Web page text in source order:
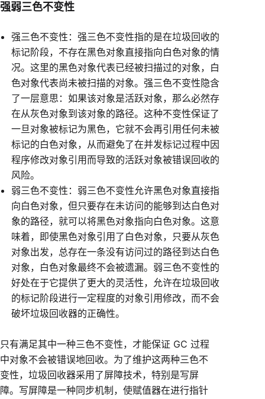
强弱三色不变性
强三色不变性：强三色不变性指的是在垃圾回收的
标记阶段，不存在黑色对象直接指向白色对象的情
况。这里的黑色对象代表已经被扫描过的对象，白
色对象代表尚未被扫描的对象。强三色不变性隐含
了一层意思：如果该对象是活跃对象，那么必然存
在从灰色对象到该对象的路径。这种不变性保证了
一旦对象被标记为黑色，它就不会再引用任何未被
标记的白色对象，从而避免了在并发标记过程中因
程序修改对象引用而导致的活跃对象被错误回收的
风险。
弱三色不变性：弱三色不变性允许黑色对象直接指
向白色对象，但只要存在未访问的能够到达白色对
象的路径，就可以将黑色对象指向白色对象。这意
味着，即使黑色对象引用了白色对象，只要从灰色
对象出发，总存在一条没有访问过的路径到达白色
对象，白色对象最终不会被遗漏。弱三色不变性的
好处在于它提供了更大的灵活性，允许在垃圾回收
的标记阶段进行一定程度的对象引用修改，而不会
破坏垃圾回收器的正确性。
只有满足其中一种三色不变性，才能保证 GC 过程
中对象不会被错误地回收。为了维护这两种三色不
变性，垃圾回收器采用了屏障技术，特别是写屏
障。写屏障是一种同步机制，使赋值器在进行指针